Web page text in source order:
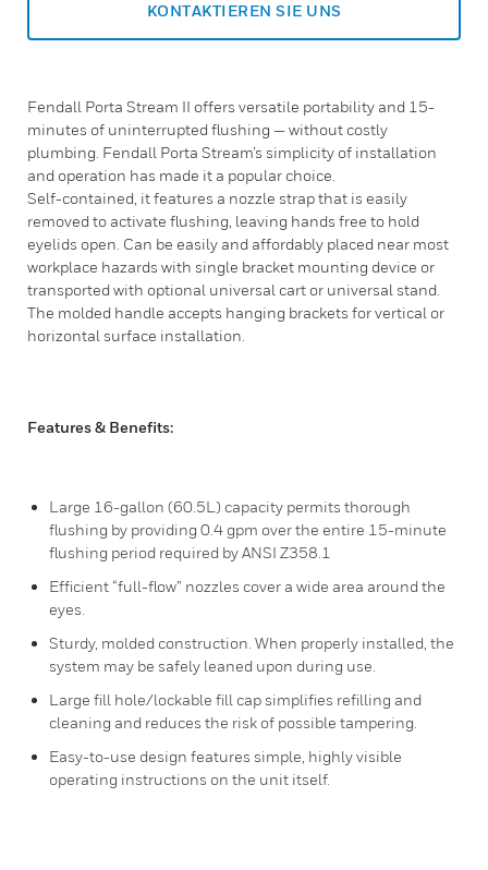
KONTAKTIEREN SIE UNS
Fendall Porta Stream II offers versatile portability and 15-
minutes of uninterrupted flushing — without costly
plumbing. Fendall Porta Stream’s simplicity of installation
and operation has made it a popular choice.
Self-contained, it features a nozzle strap that is easily
removed to activate flushing, leaving hands free to hold
eyelids open. Can be easily and affordably placed near most
workplace hazards with single bracket mounting device or
transported with optional universal cart or universal stand.
The molded handle accepts hanging brackets for vertical or
horizontal surface installation.
Features & Benefits:
Large 16-gallon (60.5L) capacity permits thorough
flushing by providing 0.4 gpm over the entire 15-minute
flushing period required by ANSI Z358.1
Efficient “full-flow” nozzles cover a wide area around the
eyes.
Sturdy, molded construction. When properly installed, the
system may be safely leaned upon during use.
Large fill hole/lockable fill cap simplifies refilling and
cleaning and reduces the risk of possible tampering.
Easy-to-use design features simple, highly visible
operating instructions on the unit itself.